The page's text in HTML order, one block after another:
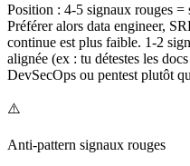
Position : 4-5 signaux rouges =
Préférer alors data engineer,
continue est plus faible. 1-2
alignée (ex : tu détestes les
DevSecOps ou pentest plutôt
⚠️
Anti-pattern signaux rouges